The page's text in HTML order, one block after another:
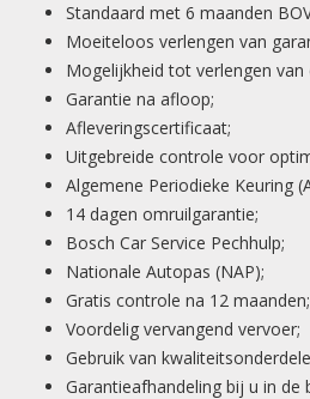
Standaard met 6 maanden
Moeiteloos verlengen van
Mogelijkheid tot verlengen van
Garantie na afloop;
Afleveringscertificaat;
Uitgebreide controle voor
Algemene Periodieke Keuring
14 dagen omruilgarantie;
Bosch Car Service Pechhulp;
Nationale Autopas (NAP);
Gratis controle na 12 maanden;
Voordelig vervangend vervoer;
Gebruik van
Garantieafhandeling bij u in de